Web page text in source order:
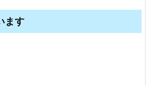
ます